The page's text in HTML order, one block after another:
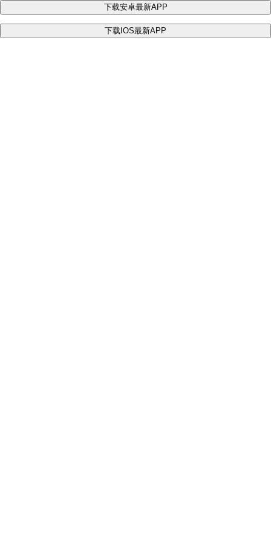
下载安卓最新APP
下载IOS最新APP